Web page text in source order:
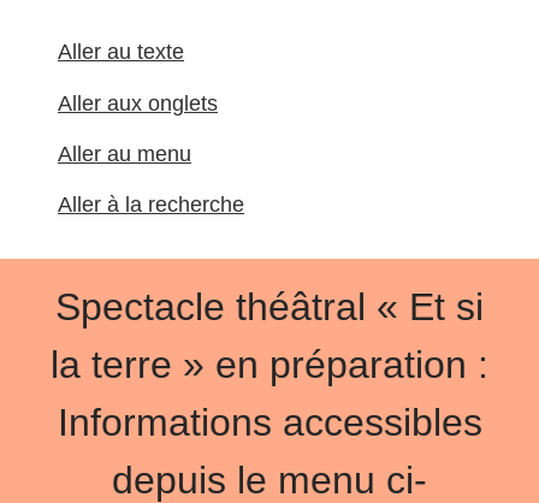
Aller au texte
Aller aux onglets
Aller au menu
Aller à la recherche
Spectacle théâtral « Et si
la terre » en préparation :
Informations accessibles
depuis le menu ci-